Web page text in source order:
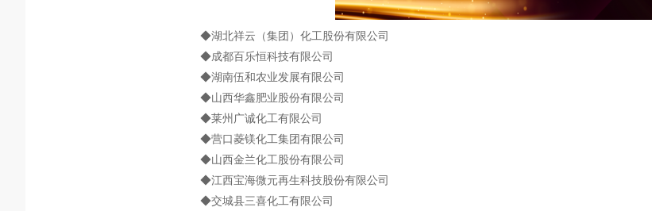
◆湖北祥云（集团）化工股份有限公司
◆成都百乐恒科技有限公司
◆湖南伍和农业发展有限公司
◆山西华鑫肥业股份有限公司
◆莱州广诚化工有限公司
◆营口菱镁化工集团有限公司
◆山西金兰化工股份有限公司
◆江西宝海微元再生科技股份有限公司
◆交城县三喜化工有限公司